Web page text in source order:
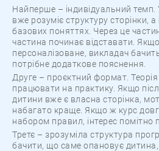
Найперше – індивідуальний темп.
вже розуміє структуру сторінки,
базових поняттях. Через це
частина починає відставати.
персоналізоване, викладач
потрібне додаткове пояснення.
Друге – проєктний формат.
працювати на практику. Якщо
дитини вже є власна сторінка,
набагато краще. Якщо ж курс
набором правил, інтерес помітно
Третє – зрозуміла структура
бачити, що саме опановує дитина,